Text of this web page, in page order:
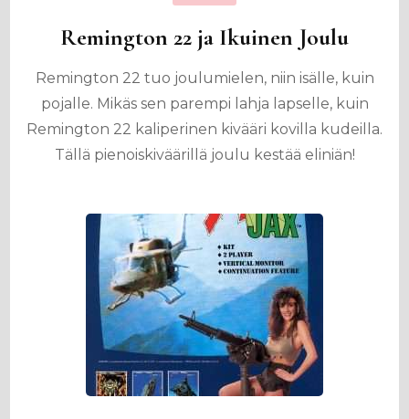
Remington 22 ja Ikuinen Joulu
Remington 22 tuo joulumielen, niin isälle, kuin
pojalle. Mikäs sen parempi lahja lapselle, kuin
Remington 22 kaliperinen kivääri kovilla kudeilla.
Tällä pienoiskiväärillä joulu kestää eliniän!